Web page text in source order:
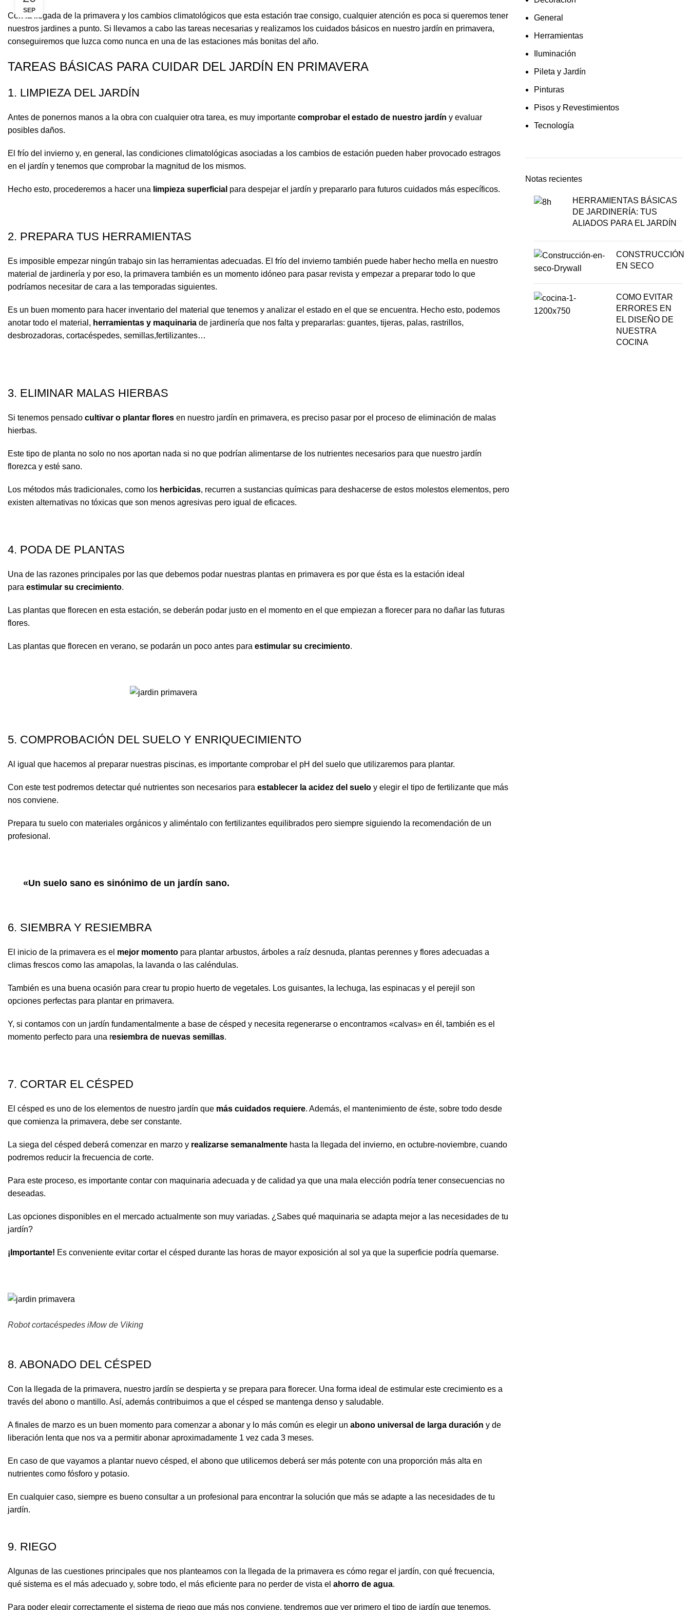
SEP
Con la llegada de la primavera y los cambios climatológicos que esta estación trae consigo, cualquier atención es poca si queremos tener
nuestros jardines a punto. Si llevamos a cabo las tareas necesarias y realizamos los cuidados básicos en nuestro jardín en primavera,
conseguiremos que luzca como nunca en una de las estaciones más bonitas del año.
TAREAS BÁSICAS PARA CUIDAR DEL JARDÍN EN PRIMAVERA
1. LIMPIEZA DEL JARDÍN
Antes de ponernos manos a la obra con cualquier otra tarea, es muy importante comprobar el estado de nuestro jardín y evaluar
posibles daños.
El frío del invierno y, en general, las condiciones climatológicas asociadas a los cambios de estación pueden haber provocado estragos
en el jardín y tenemos que comprobar la magnitud de los mismos.
Hecho esto, procederemos a hacer una limpieza superficial para despejar el jardín y prepararlo para futuros cuidados más específicos.
2. PREPARA TUS HERRAMIENTAS
Es imposible empezar ningún trabajo sin las herramientas adecuadas. El frío del invierno también puede haber hecho mella en nuestro
material de jardinería y por eso, la primavera también es un momento idóneo para pasar revista y empezar a preparar todo lo que
podríamos necesitar de cara a las temporadas siguientes.
Es un buen momento para hacer inventario del material que tenemos y analizar el estado en el que se encuentra. Hecho esto, podemos
anotar todo el material, herramientas y maquinaria de jardinería que nos falta y prepararlas: guantes, tijeras, palas, rastrillos,
desbrozadoras, cortacéspedes, semillas,fertilizantes…
3. ELIMINAR MALAS HIERBAS
Si tenemos pensado cultivar o plantar flores en nuestro jardín en primavera, es preciso pasar por el proceso de eliminación de malas
hierbas.
Este tipo de planta no solo no nos aportan nada si no que podrían alimentarse de los nutrientes necesarios para que nuestro jardín
florezca y esté sano.
Los métodos más tradicionales, como los herbicidas, recurren a sustancias químicas para deshacerse de estos molestos elementos, pero
existen alternativas no tóxicas que son menos agresivas pero igual de eficaces.
4. PODA DE PLANTAS
Una de las razones principales por las que debemos podar nuestras plantas en primavera es por que ésta es la estación ideal
para estimular su crecimiento.
Las plantas que florecen en esta estación, se deberán podar justo en el momento en el que empiezan a florecer para no dañar las futuras
flores.
Las plantas que florecen en verano, se podarán un poco antes para estimular su crecimiento.
5. COMPROBACIÓN DEL SUELO Y ENRIQUECIMIENTO
Al igual que hacemos al preparar nuestras piscinas, es importante comprobar el pH del suelo que utilizaremos para plantar.
Con este test podremos detectar qué nutrientes son necesarios para establecer la acidez del suelo y elegir el tipo de fertilizante que más
nos conviene.
Prepara tu suelo con materiales orgánicos y aliméntalo con fertilizantes equilibrados pero siempre siguiendo la recomendación de un
profesional.
«Un suelo sano es sinónimo de un jardín sano.
6. SIEMBRA Y RESIEMBRA
El inicio de la primavera es el mejor momento para plantar arbustos, árboles a raíz desnuda, plantas perennes y flores adecuadas a
climas frescos como las amapolas, la lavanda o las caléndulas.
También es una buena ocasión para crear tu propio huerto de vegetales. Los guisantes, la lechuga, las espinacas y el perejil son
opciones perfectas para plantar en primavera.
Y, si contamos con un jardín fundamentalmente a base de césped y necesita regenerarse o encontramos «calvas» en él, también es el
momento perfecto para una resiembra de nuevas semillas.
7. CORTAR EL CÉSPED
El césped es uno de los elementos de nuestro jardín que más cuidados requiere. Además, el mantenimiento de éste, sobre todo desde
que comienza la primavera, debe ser constante.
La siega del césped deberá comenzar en marzo y realizarse semanalmente hasta la llegada del invierno, en octubre-noviembre, cuando
podremos reducir la frecuencia de corte.
Para este proceso, es importante contar con maquinaria adecuada y de calidad ya que una mala elección podría tener consecuencias no
deseadas.
Las opciones disponibles en el mercado actualmente son muy variadas. ¿Sabes qué maquinaria se adapta mejor a las necesidades de tu
jardín?
¡Importante! Es conveniente evitar cortar el césped durante las horas de mayor exposición al sol ya que la superficie podría quemarse.
Robot cortacéspedes iMow de Viking
8. ABONADO DEL CÉSPED
Con la llegada de la primavera, nuestro jardín se despierta y se prepara para florecer. Una forma ideal de estimular este crecimiento es a
través del abono o mantillo. Así, además contribuimos a que el césped se mantenga denso y saludable.
A finales de marzo es un buen momento para comenzar a abonar y lo más común es elegir un abono universal de larga duración y de
liberación lenta que nos va a permitir abonar aproximadamente 1 vez cada 3 meses.
En caso de que vayamos a plantar nuevo césped, el abono que utilicemos deberá ser más potente con una proporción más alta en
nutrientes como fósforo y potasio.
En cualquier caso, siempre es bueno consultar a un profesional para encontrar la solución que más se adapte a las necesidades de tu
jardín.
9. RIEGO
Algunas de las cuestiones principales que nos planteamos con la llegada de la primavera es cómo regar el jardín, con qué frecuencia,
qué sistema es el más adecuado y, sobre todo, el más eficiente para no perder de vista el ahorro de agua.
Para poder elegir correctamente el sistema de riego que más nos conviene, tendremos que ver primero el tipo de jardín que tenemos.
General
Herramientas
Iluminación
Pileta y Jardín
Pinturas
Pisos y Revestimientos
Tecnología
Notas recientes
HERRAMIENTAS BÁSICAS
DE JARDINERÍA: TUS
ALIADOS PARA EL JARDÍN
CONSTRUCCIÓN
EN SECO
COMO EVITAR
ERRORES EN
EL DISEÑO DE
NUESTRA
COCINA